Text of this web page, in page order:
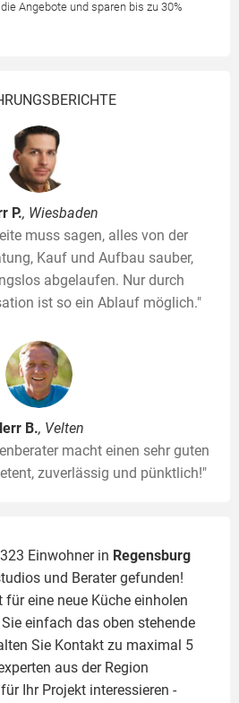
Angebote und sparen bis zu 30%
P., Wiesbaden
muss sagen, alles von der
Kauf und Aufbau sauber,
abgelaufen. Nur durch
ist so ein Ablauf möglich."
B., Velten
macht einen sehr guten
zuverlässig und pünktlich!"
Einwohner in Regensburg
und Berater gefunden!
für eine neue Küche einholen
einfach das oben stehende
Sie Kontakt zu maximal 5
aus der Region
Ihr Projekt interessieren -